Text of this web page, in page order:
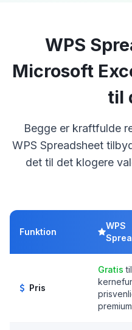
WPS
Microsoft
til
Begge er kraftfulde
WPS Spreadsheet
det til det klogere
Funktion
WPS
Pris
Gratis til